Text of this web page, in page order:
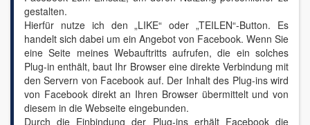
gestalten.
Hierfür nutze ich den „LIKE“ oder „TEILEN“-Button. Es
handelt sich dabei um ein Angebot von Facebook. Wenn Sie
eine Seite meines Webauftritts aufrufen, die ein solches
Plug-in enthält, baut Ihr Browser eine direkte Verbindung mit
den Servern von Facebook auf. Der Inhalt des Plug-ins wird
von Facebook direkt an Ihren Browser übermittelt und von
diesem in die Webseite eingebunden.
Durch die Einbindung der Plug-ins erhält Facebook die